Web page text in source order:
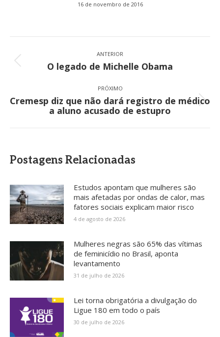
16 de novembro de 2016
de
ANTERIOR
Post
O legado de Michelle Obama
PRÓXIMO
Próximo
post:
Cremesp diz que não dará registro de médico
a aluno acusado de estupro
Postagens Relacionadas
Estudos apontam que mulheres são
mais afetadas por ondas de calor, mas
fatores sociais explicam maior risco
4 de agosto de 2026
Mulheres negras são 65% das vítimas
de feminicídio no Brasil, aponta
levantamento
31 de julho de 2026
Lei torna obrigatória a divulgação do
Ligue 180 em todo o país
30 de julho de 2026